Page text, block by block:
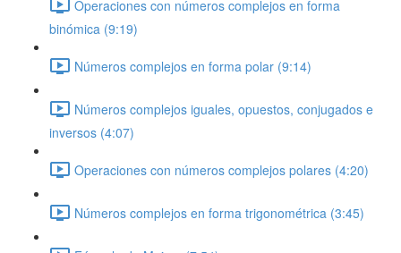
Operaciones con números complejos en forma
binómica (9:19)
Números complejos en forma polar (9:14)
Números complejos iguales, opuestos, conjugados e
inversos (4:07)
Operaciones con números complejos polares (4:20)
Números complejos en forma trigonométrica (3:45)